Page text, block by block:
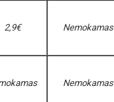
2,9€ Nemokamas
Nemokamas